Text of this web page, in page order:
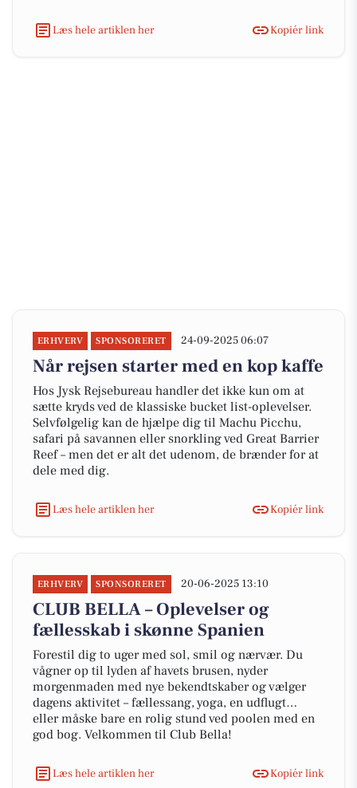
Læs hele artiklen her Kopiér link
ERHVERV SPONSORERET 24-09-2025 06:07
Når rejsen starter med en kop kaffe
Hos Jysk Rejsebureau handler det ikke kun om at
sætte kryds ved de klassiske bucket list-oplevelser.
Selvfølgelig kan de hjælpe dig til Machu Picchu,
safari på savannen eller snorkling ved Great Barrier
Reef – men det er alt det udenom, de brænder for at
dele med dig.
Læs hele artiklen her Kopiér link
ERHVERV SPONSORERET 20-06-2025 13:10
CLUB BELLA – Oplevelser og
fællesskab i skønne Spanien
Forestil dig to uger med sol, smil og nærvær. Du
vågner op til lyden af havets brusen, nyder
morgenmaden med nye bekendtskaber og vælger
dagens aktivitet – fællessang, yoga, en udflugt…
eller måske bare en rolig stund ved poolen med en
god bog. Velkommen til Club Bella!
Læs hele artiklen her Kopiér link